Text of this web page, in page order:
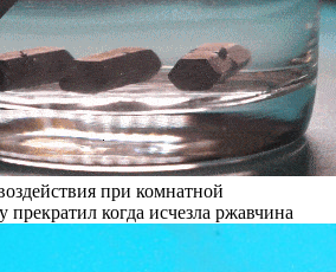
при комнатной
прекратил когда исчезла ржавчина